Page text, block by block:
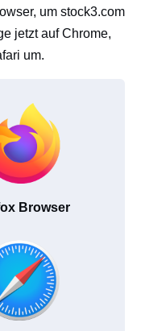
um stock3.com
jetzt auf Chrome,
um.
Browser